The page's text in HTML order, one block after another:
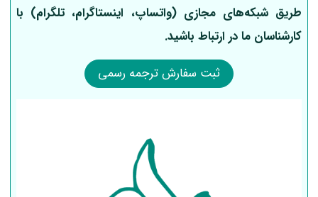
طریق شبکه‌های مجازی (واتساپ، اینستاگرام، تلگرام) با
کارشناسان ما در ارتباط باشید.
ثبت سفارش ترجمه رسمی